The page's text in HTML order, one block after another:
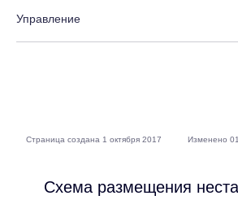
Схема размещения
Управление
Страница создана 1 октября 2017 Изменено